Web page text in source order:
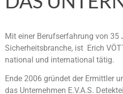
Mit einer Berufserfahrung von 35
Sicherheitsbranche, ist Erich
national und international tätig.
Ende 2006 gründet der Ermittler
das Unternehmen E.V.A.S.